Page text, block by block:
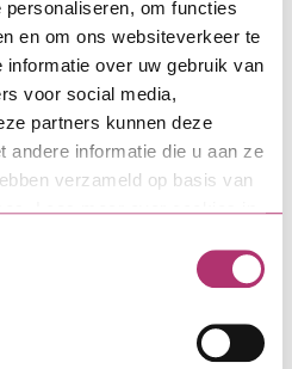
om functies
en om ons websiteverkeer te
over uw gebruik van
voor social media,
partners kunnen deze
andere informatie die u aan ze
verzameld op basis van
Lees meer over cookies in
regelen